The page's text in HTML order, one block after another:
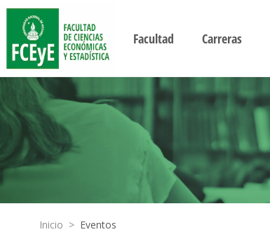
Facultad Carreras
Inicio > Eventos